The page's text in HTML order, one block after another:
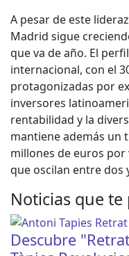
A pesar de este
Madrid sigue
que va de año. El
internacional, con el
protagonizadas por
inversores
rentabilidad y la
mantiene además un
millones de euros por
que oscilan entre dos
Noticias que
Descubre